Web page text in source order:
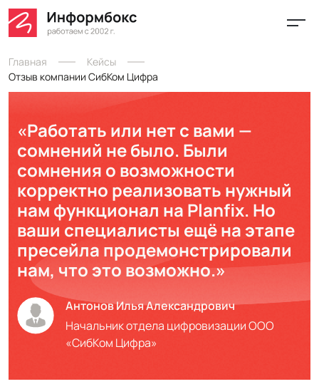
Главная
Кейсы
Отзыв компании СибКом Цифра
«Работать или нет с вами —
сомнений не было. Были
сомнения о возможности
корректно реализовать нужный
нам функционал на Planfix. Но
ваши специалисты ещё на этапе
пресейла продемонстрировали
нам, что это возможно.»
Антонов Илья Александрович
Начальник отдела цифровизации ООО
«СибКом Цифра»